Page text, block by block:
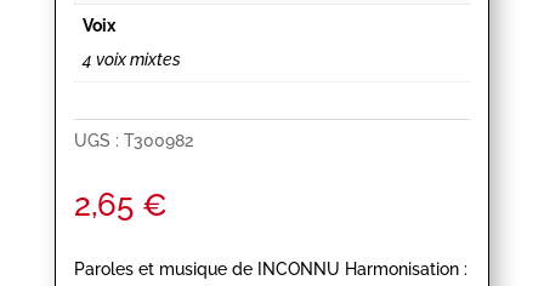
Voix
4 voix mixtes
UGS : T300982
2,65 €
Paroles et musique de INCONNU Harmonisation :